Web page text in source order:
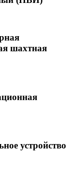
шахтная
устройство